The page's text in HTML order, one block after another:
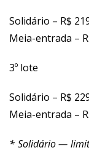
Solidário – R$
Meia-entrada –
3º lote
Solidário – R$
Meia-entrada –
* Solidário —